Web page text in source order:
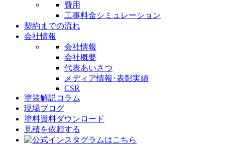
費用
工事料金シミュレーション
契約までの流れ
会社情報
会社情報
会社概要
代表あいさつ
メディア情報･表彰実績
CSR
塗装解説コラム
現場ブログ
塗料資料ダウンロード
見積を依頼する